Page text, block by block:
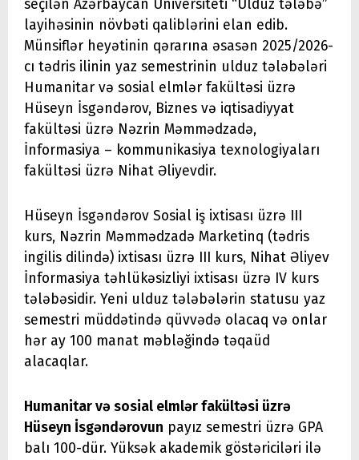
seçilən Azərbaycan Universiteti “Ulduz tələbə”
layihəsinin növbəti qaliblərini elan edib.
Münsiflər heyətinin qərarına əsasən 2025/2026-
cı tədris ilinin yaz semestrinin ulduz tələbələri
Humanitar və sosial elmlər fakültəsi üzrə
Hüseyn İsgəndərov, Biznes və iqtisadiyyat
fakültəsi üzrə Nəzrin Məmmədzadə,
İnformasiya – kommunikasiya texnologiyaları
fakültəsi üzrə Nihat Əliyevdir.
Hüseyn İsgəndərov Sosial iş ixtisası üzrə III
kurs, Nəzrin Məmmədzadə Marketinq (tədris
ingilis dilində) ixtisası üzrə III kurs, Nihat Əliyev
İnformasiya təhlükəsizliyi ixtisası üzrə IV kurs
tələbəsidir. Yeni ulduz tələbələrin statusu yaz
semestri müddətində qüvvədə olacaq və onlar
hər ay 100 manat məbləğində təqaüd
alacaqlar.
Humanitar və sosial elmlər fakültəsi üzrə
Hüseyn İsgəndərovun payız semestri üzrə GPA
balı 100-dür. Yüksək akademik göstəriciləri ilə